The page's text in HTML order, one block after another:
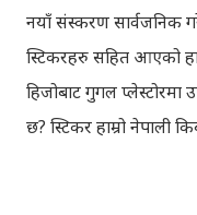
नयाँ संस्करण सार्वजनिक
स्टिकरहरु सहित आएको
हिजोबाट गुगल प्लेस्टोरमा
छ? स्टिकर हाम्रो नेपाली